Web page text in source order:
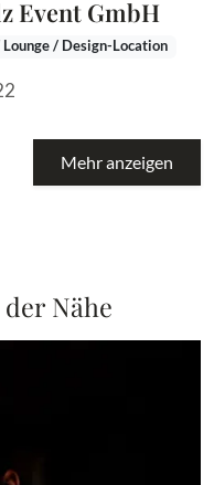
Event GmbH
/ Design-Location
Mehr anzeigen
Nähe